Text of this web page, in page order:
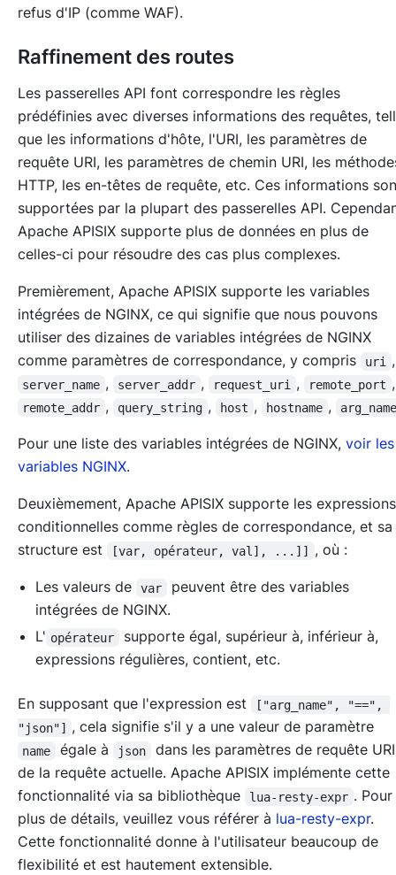
refus d'IP (comme WAF).
Raffinement des routes
Les passerelles API font correspondre les règles
prédéfinies avec diverses informations des requêtes,
que les informations d'hôte, l'URI, les paramètres de
requête URI, les paramètres de chemin URI, les
HTTP, les en-têtes de requête, etc. Ces informations
supportées par la plupart des passerelles API.
Apache APISIX supporte plus de données en plus de
celles-ci pour résoudre des cas plus complexes.
Premièrement, Apache APISIX supporte les variables
intégrées de NGINX, ce qui signifie que nous pouvons
utiliser des dizaines de variables intégrées de NGINX
comme paramètres de correspondance, y compris
uri ,
server_name , server_addr , request_uri , remote_port ,
remote_addr , query_string , host , hostname , arg_name
Pour une liste des variables intégrées de NGINX, voir les
variables NGINX.
Deuxièmement, Apache APISIX supporte les expressions
conditionnelles comme règles de correspondance, et sa
structure est
[var, opérateur, val], ...]] , où :
Les valeurs de var
peuvent être des variables
intégrées de NGINX.
L' opérateur
supporte égal, supérieur à, inférieur à,
expressions régulières, contient, etc.
En supposant que l'expression est
["arg_name", "==",
"json"] , cela signifie s'il y a une valeur de paramètre
name égale à json
dans les paramètres de requête
de la requête actuelle. Apache APISIX implémente cette
fonctionnalité via sa bibliothèque
lua-resty-expr . Pour
plus de détails, veuillez vous référer à lua-resty-expr.
Cette fonctionnalité donne à l'utilisateur beaucoup de
flexibilité et est hautement extensible.